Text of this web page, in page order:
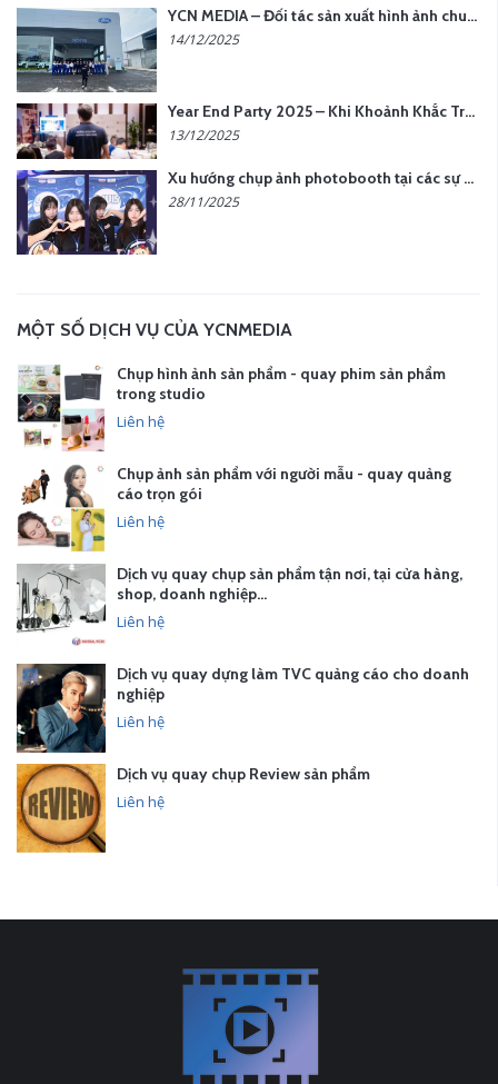
YCN MEDIA – Đối tác sản xuất hình ảnh chuyên nghiệp cho doanh nghiệp tại Hà Nội
14/12/2025
Year End Party 2025 – Khi Khoảnh Khắc Trở Thành Dấu Ấn | Gói Ưu Đãi Tháng 12 Từ YCN Media
13/12/2025
Xu hướng chụp ảnh photobooth tại các sự kiện hiện nay
28/11/2025
MỘT SỐ DỊCH VỤ CỦA YCNMEDIA
Chụp hình ảnh sản phẩm - quay phim sản phẩm
trong studio
Liên hệ
Chụp ảnh sản phẩm với người mẫu - quay quảng
cáo trọn gói
Liên hệ
Dịch vụ quay chụp sản phẩm tận nơi, tại cửa hàng,
shop, doanh nghiệp…
Liên hệ
Dịch vụ quay dựng làm TVC quảng cáo cho doanh
nghiệp
Liên hệ
Dịch vụ quay chụp Review sản phẩm
Liên hệ